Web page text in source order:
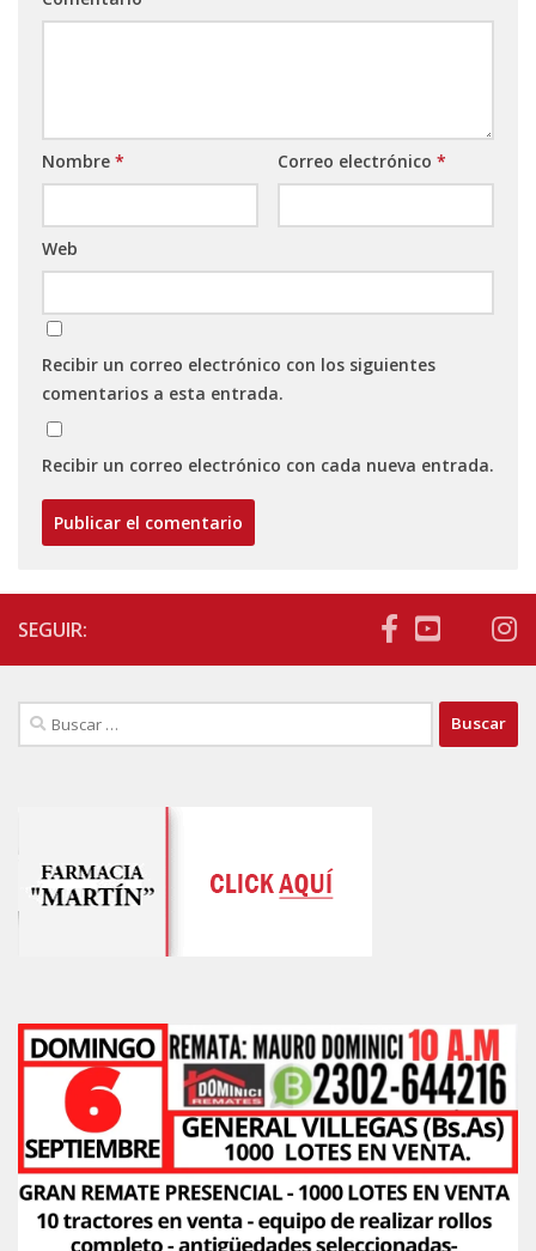
Nombre * Correo electrónico *
Web
Recibir un correo electrónico con los siguientes
comentarios a esta entrada.
Recibir un correo electrónico con cada nueva entrada.
SEGUIR:
Buscar: